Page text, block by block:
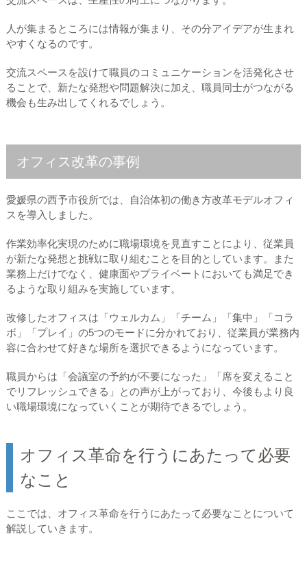
人が集まるところには情報が集まり、その分アイデアが生まれ
やすくなるのです。
交流スペースを設けて職員のコミュニケーションを活発化させ
ることで、新たな発想や問題解決に加え、職員同士がつながる
機会も生み出してくれるでしょう。
オフィス改革の事例
愛媛県の西予市役所では、自治体初の働き方改革モデルオフィ
スを導入しました。
作業効率化実現のために職場環境を見直すことにより、従業員
が新たな発想と挑戦に取り組むことを目的としています。また
業務上だけでなく、健康面やプライベートにおいても満足でき
るような取り組みを実施しています。
改修したオフィスは「ウェルカム」「チーム」「集中」「コラ
ボ」「プレイ」の5つのモードに分かれており、従業員が業務内
容に合わせて好きな場所を選択できるようになっています。
職員からは「会議室の予約が不要になった」「席を変えること
でリフレッシュできる」との声が上がっており、今後もより良
い職場環境になっていくことが期待できるでしょう。
オフィス革命を行うにあたって必要
なこと
ここでは、オフィス革命を行うにあたって必要なことについて
解説していきます。